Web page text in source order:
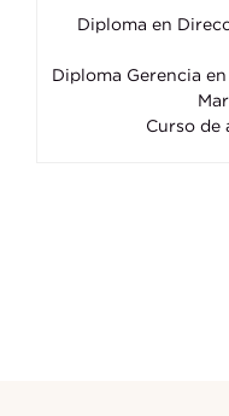
Diploma en
Diploma Gerencia
Curso de